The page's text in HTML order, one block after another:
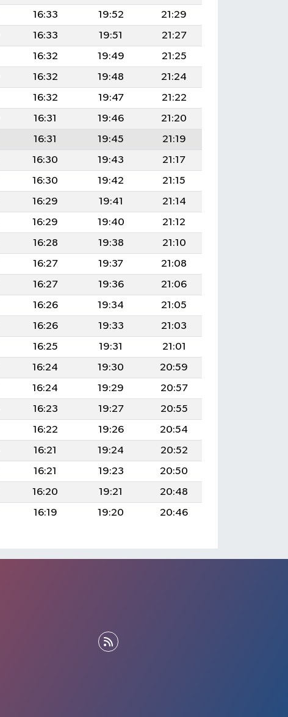
16:33 19:52
21:29
16:33 19:51
21:27
16:32 19:49
21:25
16:32 19:48
21:24
16:32 19:47
21:22
16:31 19:46
21:20
16:31 19:45
21:19
16:30 19:43
21:17
16:30 19:42
21:15
16:29 19:41
21:14
16:29 19:40
21:12
16:28 19:38
21:10
16:27 19:37
21:08
16:27 19:36
21:06
16:26 19:34
21:05
16:26 19:33
21:03
16:25 19:31
21:01
16:24 19:30
20:59
16:24 19:29
20:57
16:23 19:27
20:55
16:22 19:26
20:54
16:21 19:24
20:52
16:21 19:23
20:50
16:20 19:21
20:48
16:19 19:20 20:46